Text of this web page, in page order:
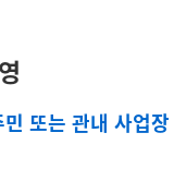
또는 관내 사업장